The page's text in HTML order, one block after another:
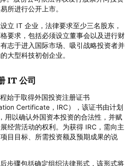
所进行公开上市。
立 IT 企业，法律要求至少三名股东，
要求，包括必须设立董事会以及进行财
志于进入国际市场、吸引战略投资者并
大型科技初创企业。
IT 公司
始于取得外国投资注册证书
Certificate，IRC），该证书由计划
用以确认外国资本投资的合法性，并赋
经营活动的权利。为获得 IRC，需向主
目目标、所需投资额及预期成果的说
步骤包括确定组织法律形式，该形式将